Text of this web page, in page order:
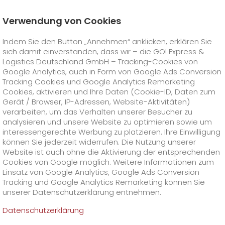
GO! Courier
GO! City
GO!Direct
GO!Same Day
GO! Touren
GO!On-Board-Courier
GO!Air Charter
GO! Express
GO!Overnight
Preise
Treibstoffzuschlag Overnight
>
GO!Worldwide +
Treibstoffzuschlag Worldwide
>
GO! Solutions
Branchenlösungen +
GO! Healthcare
GO!Hightech
GO!Media & Trade
Besondere Versandinhalte +
GO!Tierversand
GO!Gefahrgut
Besondere Versandanforderungen
GO!Freight-Service
GO! Value Added Services
Online Services +
GO! Kundenportal
Kundenportal Registrierung
IT Anbindungen
Unternehmen
Preise
Verwendung von Cookies
Indem Sie den Button „Annehmen“ anklicken, erklären Sie
sich damit einverstanden, dass wir – die GO! Express &
Logistics Deutschland GmbH – Tracking-Cookies von
Google Analytics, auch in Form von Google Ads Conversion
Tracking Cookies und Google Analytics Remarketing
Cookies, aktivieren und Ihre Daten (Cookie-ID, Daten zum
Gerät / Browser, IP-Adressen, Website-Aktivitäten)
verarbeiten, um das Verhalten unserer Besucher zu
analysieren und unsere Website zu optimieren sowie um
interessengerechte Werbung zu platzieren. Ihre Einwilligung
können Sie jederzeit widerrufen. Die Nutzung unserer
Website ist auch ohne die Aktivierung der entsprechenden
Cookies von Google möglich. Weitere Informationen zum
Einsatz von Google Analytics, Google Ads Conversion
Tracking und Google Analytics Remarketing können Sie
unserer Datenschutzerklärung entnehmen.
Datenschutzerklärung